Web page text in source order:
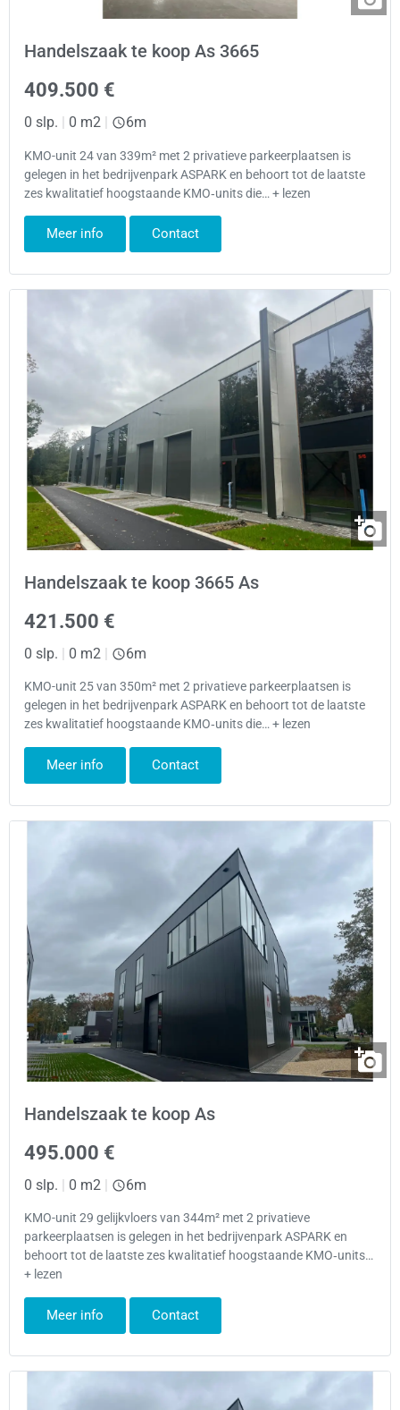
Handelszaak te koop As 3665
409.500 €
0 slp. 0 m2 6m
KMO-unit 24 van 339m² met 2 privatieve parkeerplaatsen is
gelegen in het bedrijvenpark ASPARK en behoort tot de laatste
zes kwalitatief hoogstaande KMO‑units die… + lezen
Meer info Contact
Handelszaak te koop 3665 As
421.500 €
0 slp. | 0 m2 | 6m
KMO-unit 25 van 350m² met 2 privatieve parkeerplaatsen is
gelegen in het bedrijvenpark ASPARK en behoort tot de laatste
zes kwalitatief hoogstaande KMO‑units die… + lezen
Meer info Contact
Handelszaak te koop As
495.000 €
0 slp. | 0 m2 | 6m
KMO-unit 29 gelijkvloers van 344m² met 2 privatieve
parkeerplaatsen is gelegen in het bedrijvenpark ASPARK en
behoort tot de laatste zes kwalitatief hoogstaande KMO‑units…
+ lezen
Meer info Contact